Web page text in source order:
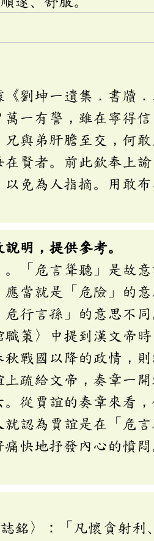
劉坤一遺集．書牘．
一有警，雖在寧得
與弟肝膽至交，何
賢者。前此欽奉上
免為人指摘。用敢
說明，提供參考。
。「危言聳聽」是故
當就是「危險」的
危行言孫」的意思不
策〉中提到漢文帝
戰國以降的政情，
疏給文帝，奏章一
從賈誼的奏章來看
認為賈誼是在「危
快地抒發內心的憤
銘〉：「凡懷貪射